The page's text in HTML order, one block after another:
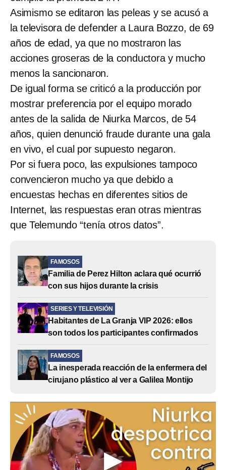
Asimismo se editaron las peleas y se acusó a
la televisora de defender a Laura Bozzo, de 69
años de edad, ya que no mostraron las
acciones groseras de la conductora y mucho
menos la sancionaron.
De igual forma se criticó a la producción por
mostrar preferencia por el equipo morado
antes de la salida de Niurka Marcos, de 54
años, quien denunció fraude durante una gala
en vivo, el cual por supuesto negaron.
Por si fuera poco, las expulsiones tampoco
convencieron mucho ya que debido a
encuestas hechas en diferentes sitios de
Internet, las respuestas eran otras mientras
que Telemundo “tenía otros datos”.
FAMOSOS
Familia de Perez Hilton aclara qué ocurrió
con sus hijos durante la crisis
SERIES Y TELEVISIÓN
Habitantes de La Granja VIP 2026: ellos
son todos los participantes confirmados
FAMOSOS
La inesperada reacción de la enfermera del
cirujano plástico al ver a Galilea Montijo